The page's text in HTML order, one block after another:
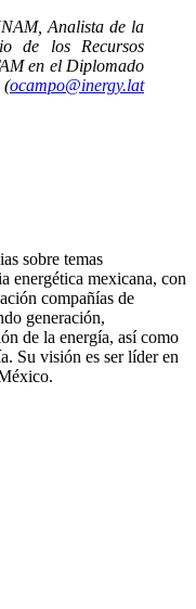
Analista de la
de los Recursos
en el Diplomado
(ocampo@inergy.lat
sobre temas
energética mexicana, con
compañías de
generación,
de la energía, así como
Su visión es ser líder en